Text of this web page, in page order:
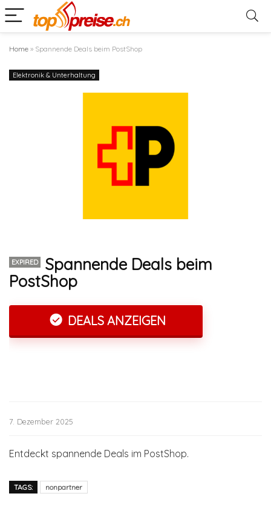
Home » Spannende Deals beim PostShop
Elektronik & Unterhaltung
EXPIRED
Spannende Deals beim
PostShop
DEALS ANZEIGEN
7. Dezember 2025
Entdeckt spannende Deals im PostShop.
TAGS: nonpartner